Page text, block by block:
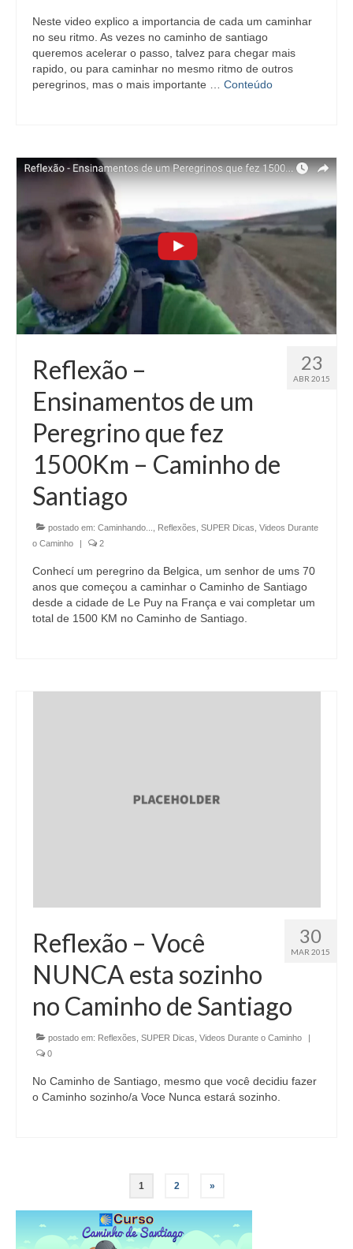
Neste video explico a importancia de cada um caminhar
no seu ritmo. As vezes no caminho de santiago
queremos acelerar o passo, talvez para chegar mais
rapido, ou para caminhar no mesmo ritmo de outros
peregrinos, mas o mais importante … Conteúdo
23
ABR 2015
Reflexão –
Ensinamentos de um
Peregrino que fez
1500Km – Caminho de
Santiago
postado em: Caminhando... Reflexões SUPER Dicas Videos Durante
o Caminho
| 2
Conhecí um peregrino da Belgica, um senhor de ums 70
anos que começou a caminhar o Caminho de Santiago
desde a cidade de Le Puy na França e vai completar um
total de 1500 KM no Caminho de Santiago.
30
MAR 2015
Reflexão – Você
NUNCA esta sozinho
no Caminho de Santiago
postado em: Reflexões SUPER Dicas Videos Durante o Caminho
|
0
No Caminho de Santiago, mesmo que você decidiu fazer
o Caminho sozinho/a Voce Nunca estará sozinho.
de
1 2 »